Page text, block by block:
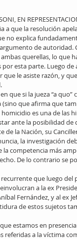
EN
a que la resolución
no explica
de autoridad.
querellas, lo que
esta parte. Luego
le asiste razón, y
que si la jueza “a
que afirma que
es una de las
ante la posibilidad
de la Nación, su
la investigación
la competencia más
De lo contrario se
que luego
a la ex
Fernández, y al ex
de estos sujetos
estamos en
referidas a la víctima